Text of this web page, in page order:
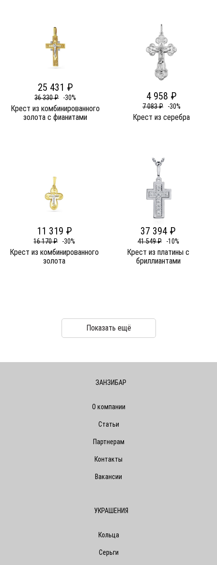
25 431 ₽
36 330 ₽ -30%
Крест из комбинированного
золота c фианитами
4 958 ₽
7 083 ₽ -30%
Крест из серебра
11 319 ₽
16 170 ₽ -30%
Крест из комбинированного
золота
37 394 ₽
41 549 ₽ -10%
Крест из платины c
бриллиантами
Показать ещё
ЗАНЗИБАР
О компании
Статьи
Партнерам
Контакты
Вакансии
УКРАШЕНИЯ
Кольца
Серьги